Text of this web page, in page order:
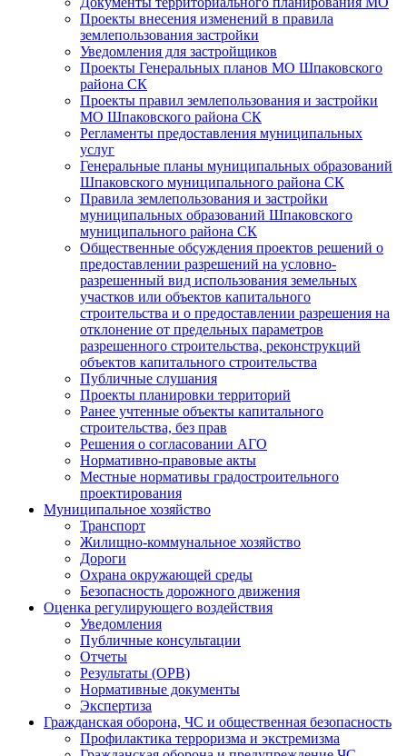
Проекты внесения изменений в правила
землепользования застройки
Уведомления для застройщиков
Проекты Генеральных планов МО Шпаковского
района СК
Проекты правил землепользования и застройки
МО Шпаковского района СК
Регламенты предоставления муниципальных
услуг
Генеральные планы муниципальных образований
Шпаковского муниципального района СК
Правила землепользования и застройки
муниципальных образований Шпаковского
муниципального района СК
Общественные обсуждения проектов решений о
предоставлении разрешений на условно-
разрешенный вид использования земельных
участков или объектов капитального
строительства и о предоставлении разрешения на
отклонение от предельных параметров
разрешенного строительства, реконструкций
объектов капитального строительства
Публичные слушания
Проекты планировки территорий
Ранее учтенные объекты капитального
строительства, без прав
Решения о согласовании АГО
Нормативно-правовые акты
Местные нормативы градостроительного
проектирования
Муниципальное хозяйство
Транспорт
Жилищно-коммунальное хозяйство
Дороги
Охрана окружающей среды
Безопасность дорожного движения
Оценка регулирующего воздействия
Уведомления
Публичные консультации
Отчеты
Результаты (ОРВ)
Нормативные документы
Экспертиза
Гражданская оборона, ЧС и общественная безопасность
Профилактика терроризма и экстремизма